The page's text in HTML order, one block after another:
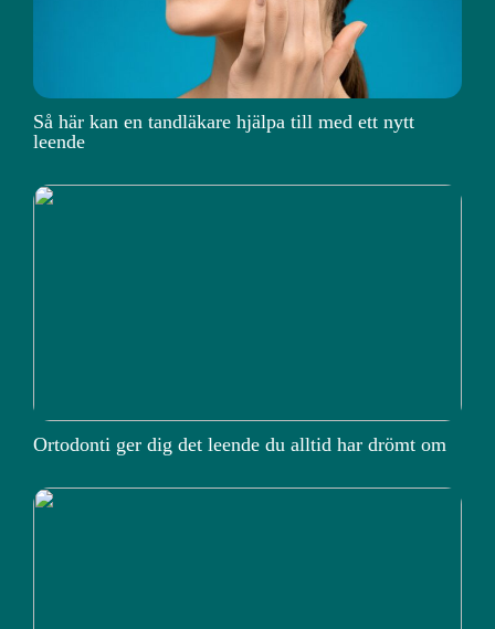
Så här kan en tandläkare hjälpa till med ett nytt
leende
Ortodonti ger dig det leende du alltid har drömt om